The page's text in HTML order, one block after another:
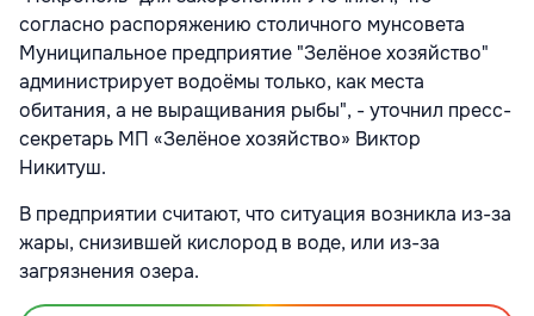
согласно распоряжению столичного мунсовета
Муниципальное предприятие "Зелёное хозяйство"
администрирует водоёмы только, как места
обитания, а не выращивания рыбы", - уточнил пресс-
секретарь МП «Зелёное хозяйство» Виктор
Никитуш.
В предприятии считают, что ситуация возникла из-за
жары, снизившей кислород в воде, или из-за
загрязнения озера.